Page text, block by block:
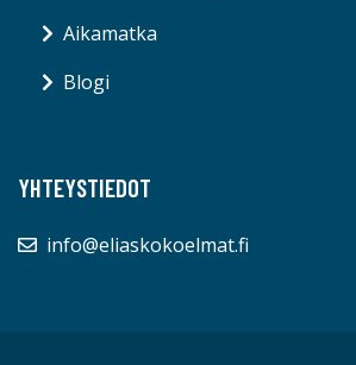
Aikamatka
Blogi
YHTEYSTIEDOT
info@eliaskokoelmat.fi